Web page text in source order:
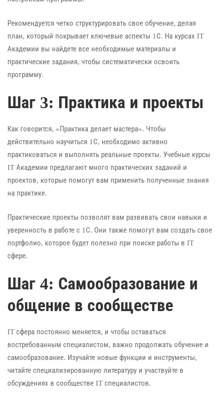
Рекомендуется четко структурировать свое обучение, делая
план, который покрывает ключевые аспекты 1С. На курсах IT
Академии вы найдете все необходимые материалы и
практические задания, чтобы систематически освоить
программу.
Шаг 3: Практика и проекты
Как говорится, «Практика делает мастера». Чтобы
действительно научиться 1С, необходимо активно
практиковаться и выполнять реальные проекты. Учебные курсы
IT Академии предлагают много практических заданий и
проектов, которые помогут вам применить полученные знания
на практике.
Практические проекты позволят вам развивать свои навыки и
уверенность в работе с 1С. Они также помогут вам создать свое
портфолио, которое будет полезно при поиске работы в IT
сфере.
Шаг 4: Самообразование и
общение в сообществе
IT сфера постоянно меняется, и чтобы оставаться
востребованным специалистом, важно продолжать обучение и
самообразование. Изучайте новые функции и инструменты,
читайте специализированную литературу и участвуйте в
обсуждениях в сообществе IT специалистов.